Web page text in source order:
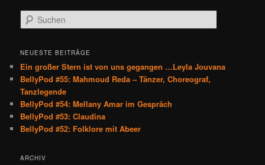
u
h
n
NEUESTE BEITRÄGE
Ein großer Stern ist von uns gegangen …Leyla Jouvana
BellyPod #55: Mahmoud Reda – Tänzer, Choreograf,
Tanzlegende
BellyPod #54: Mellany Amar im Gespräch
BellyPod #53: Claudina
BellyPod #52: Folklore mit Abeer
ARCHIV